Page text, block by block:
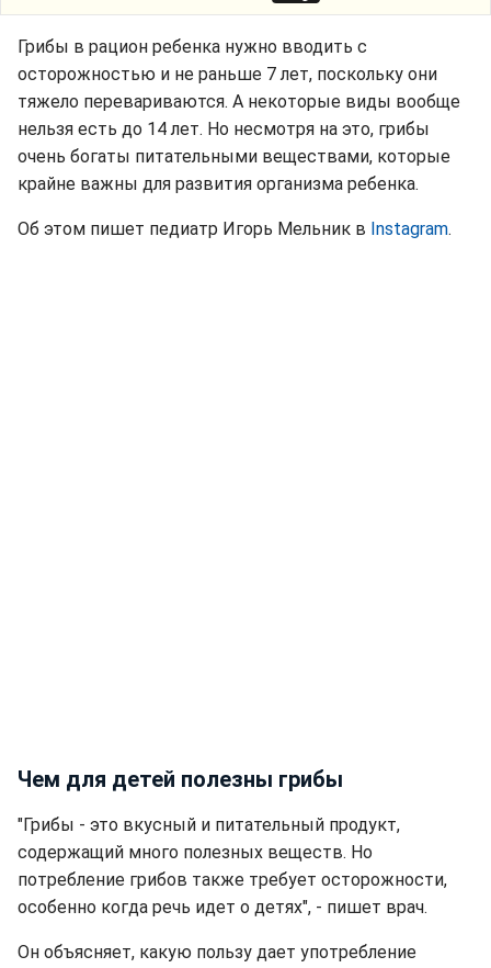
Грибы в рацион ребенка нужно вводить с
осторожностью и не раньше 7 лет, поскольку они
тяжело перевариваются. А некоторые виды вообще
нельзя есть до 14 лет. Но несмотря на это, грибы
очень богаты питательными веществами, которые
крайне важны для развития организма ребенка.
Об этом пишет педиатр Игорь Мельник в Instagram.
Чем для детей полезны грибы
"Грибы - это вкусный и питательный продукт,
содержащий много полезных веществ. Но
потребление грибов также требует осторожности,
особенно когда речь идет о детях", - пишет врач.
Он объясняет, какую пользу дает употребление